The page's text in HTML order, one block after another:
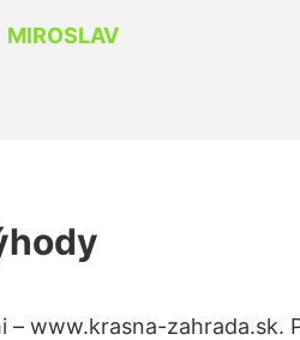
MIROSLAV
– www.krasna-zahrada.sk.